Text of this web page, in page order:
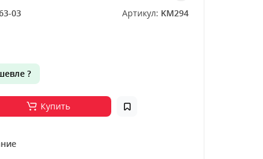
03 Артикул: KM294
?
Купить